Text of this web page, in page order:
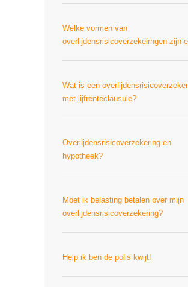
Welke vormen van
overlijdensrisicoverzekeirngen zijn
Wat is een
met lijfrenteclausule?
Overlijdensrisicoverzekering en
hypotheek?
Moet ik belasting betalen over mijn
overlijdensrisicoverzekering?
Help ik ben de polis kwijt!